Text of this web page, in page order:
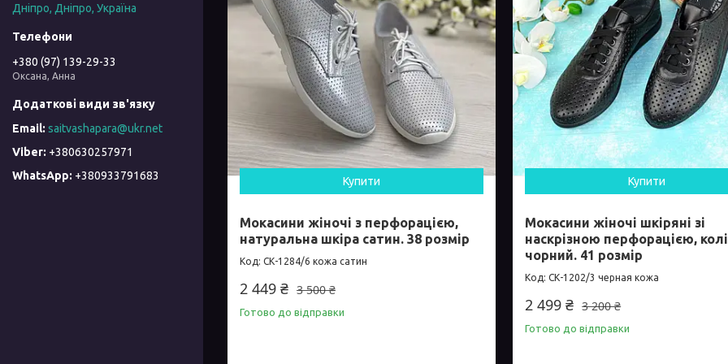
Купити
Мокасини жіночі з перфорацією,
натуральна шкіра сатин. 38 розмір
СК-1284/6 кожа сатин
3 500 ₴
2 449 ₴
Готово до відправки
Купити
Мокасини жіночі шкіряні зі
наскрізною перфорацією,
чорний. 41 розмір
СК-1202/3 черная кожа
3 200 ₴
2 499 ₴
Готово до відправки
Дніпро, Дніпро, Україна
+380 (97) 139-29-33
Оксана, Анна
saitvashapara@ukr.net
+380630257971
+380933791683